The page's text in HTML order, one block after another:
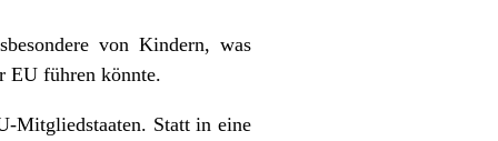
von Kindern, was
EU führen könnte.
Mitgliedstaaten. Statt in eine